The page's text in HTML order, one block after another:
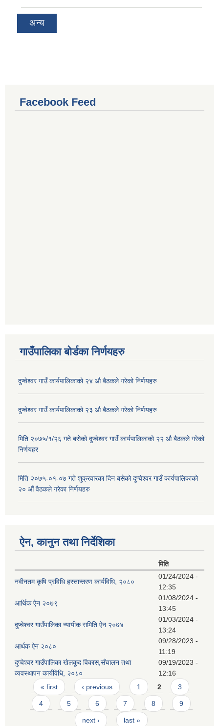
अन्य
Facebook Feed
गाउँपालिका बोर्डका निर्णयहरु
दुप्चेश्वर गाउँ कार्यपालिकाको २४ औ बैठकले गरेको निर्णयहरु
दुप्चेश्वर गाउँ कार्यपालिकाको २३ औ बैठकले गरेको निर्णयहरु
मिति २०७५/१/२६ गते बसेको दुप्चेश्वर गाउँ कार्यपालिकाको २२ औ बैठकले गरेको
निर्णयहर
मिति २०७५-०१-०७ गते शुक्रवारका दिन बसेको दुप्चेश्वर गाउँ कार्यपालिकाको
२० औं वैठकले गरेका निर्णयहरु
ऐन, कानुन तथा निर्देशिका
मिति
नवीनतम कृषि प्रविधि हस्तान्तरण कार्यविधि, २०८०
01/24/2024 -
12:35
आर्थिक ऐन २०७९
01/08/2024 -
13:45
दुप्चेश्वर गाउँपालिका न्यायीक समिति ऐन २०७४
01/03/2024 -
13:24
आर्थक ऐन २०८०
09/28/2023 -
11:19
दुप्चेश्वर गाउँपालिका खेलकूद विकास,सँचालन तथा
व्यवस्थापन कार्यविधि, २०८०
09/19/2023 -
12:16
Pages
« first ‹ previous 1 2 3
4 5 6 7 8 9
next › last »